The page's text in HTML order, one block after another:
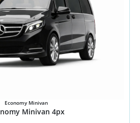
Economy Minivan
Minivan 4px